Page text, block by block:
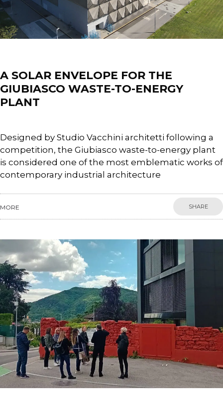
A SOLAR ENVELOPE FOR THE
GIUBIASCO WASTE-TO-ENERGY
PLANT
Designed by Studio Vacchini architetti following a
competition, the Giubiasco waste-to-energy plant
is considered one of the most emblematic works of
contemporary industrial architecture
MORE SHARE